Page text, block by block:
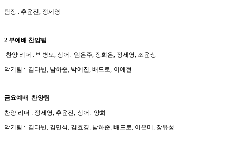
팀장 : 추윤진, 정세영
2 부예배 찬양팀
찬양 리더 : 박병모, 싱어: 임은주, 장희은, 정세영, 조윤상
악기팀 : 김다빈, 남하준, 박예진, 배드로, 이예현
금요예배 찬양팀
찬양 리더 : 정세영, 추윤진, 싱어: 양희
악기팀 : 김다빈, 김민식, 김효경, 남하준, 배드로, 이은미, 장유성